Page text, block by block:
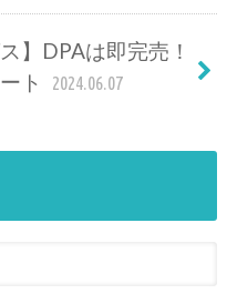
】DPAは即完売！
ト
2024.06.07